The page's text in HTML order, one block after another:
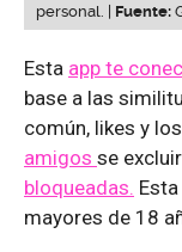
personal. | Fuente:
Esta app te
base a las
común, likes y
amigos se
bloqueadas.
mayores de 18